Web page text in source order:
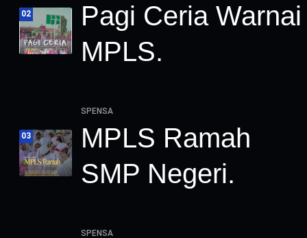
02
Pagi Ceria Warnai
MPLS.
03
SPENSA
MPLS Ramah
SMP Negeri.
SPENSA